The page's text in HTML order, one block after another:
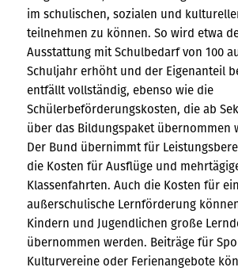
im schulischen, sozialen und
teilnehmen zu können. So wird etwa
Ausstattung mit Schulbedarf von 100
Schuljahr erhöht und der Eigenanteil
entfällt vollständig, ebenso wie die
Schülerbeförderungskosten, die ab
über das Bildungspaket übernommen
Der Bund übernimmt für
die Kosten für Ausflüge und
Klassenfahrten. Auch die Kosten für
außerschulische Lernförderung
Kindern und Jugendlichen große
übernommen werden. Beiträge für
Kulturvereine oder Ferienangebote